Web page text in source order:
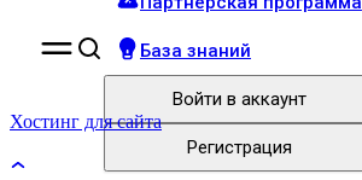
База знаний
Войти в аккаунт
Регистрация
Хостинг для сайта